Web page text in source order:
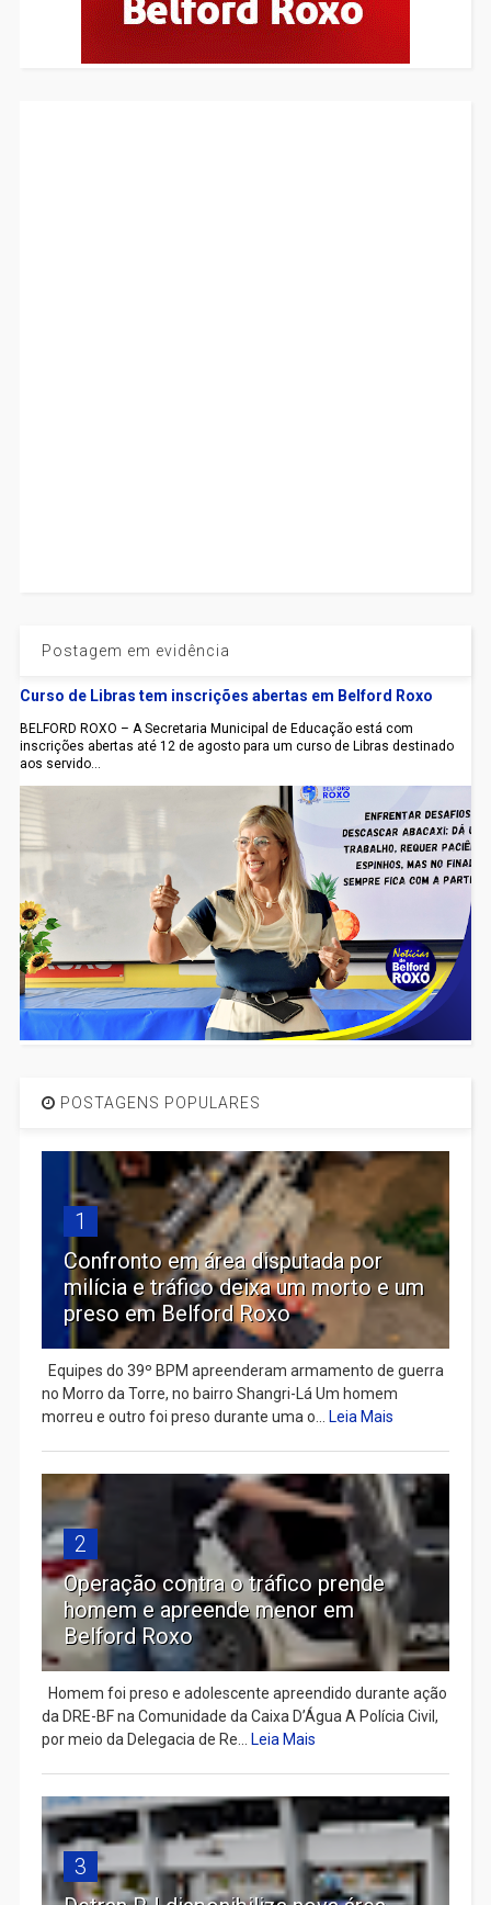
Postagem em evidência
Curso de Libras tem inscrições abertas em Belford Roxo
BELFORD ROXO – A Secretaria Municipal de Educação está com
inscrições abertas até 12 de agosto para um curso de Libras destinado
aos servido...
POSTAGENS POPULARES
1
Confronto em área disputada por
milícia e tráfico deixa um morto e um
preso em Belford Roxo
Equipes do 39º BPM apreenderam armamento de guerra
no Morro da Torre, no bairro Shangri-Lá Um homem
morreu e outro foi preso durante uma o... Leia Mais
2
Operação contra o tráfico prende
homem e apreende menor em
Belford Roxo
Homem foi preso e adolescente apreendido durante ação
da DRE-BF na Comunidade da Caixa D’Água A Polícia Civil,
por meio da Delegacia de Re... Leia Mais
3